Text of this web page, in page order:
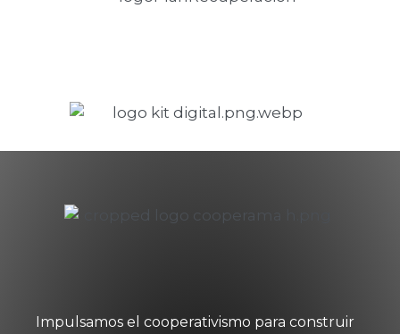
Impulsamos el cooperativismo para construir